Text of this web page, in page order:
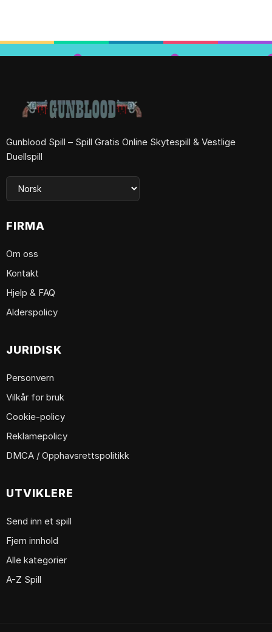
Gunblood Spill – Spill Gratis Online Skytespill & Vestlige
Duellspill
FIRMA
Om oss
Kontakt
Hjelp & FAQ
Alderspolicy
JURIDISK
Personvern
Vilkår for bruk
Cookie-policy
Reklamepolicy
DMCA / Opphavsrettspolitikk
UTVIKLERE
Send inn et spill
Fjern innhold
Alle kategorier
A-Z Spill